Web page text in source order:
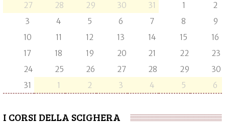
27 28 29 30 31 1
2
3
4 5 6 7 8
9
10
11 12 13 14 15
16
17
18 19 20 21 22
23
24
25 26 27 28 29
30
31
1 2 3 4 5 6
I CORSI DELLA SCIGHERA